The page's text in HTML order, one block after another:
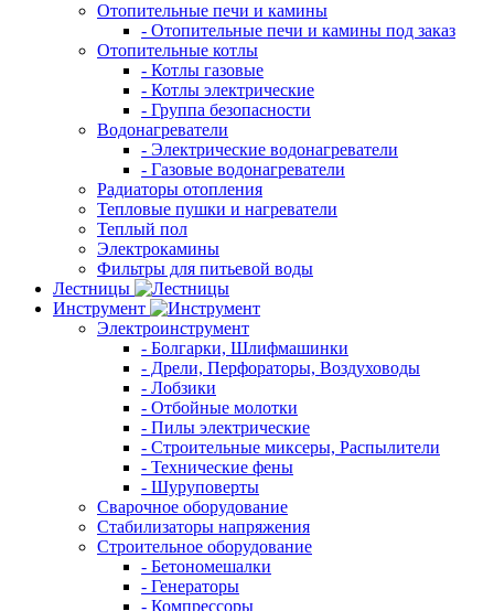
Отопительные печи и камины
- Отопительные печи и камины под заказ
Отопительные котлы
- Котлы газовые
- Котлы электрические
- Группа безопасности
Водонагреватели
- Электрические водонагреватели
- Газовые водонагреватели
Радиаторы отопления
Тепловые пушки и нагреватели
Теплый пол
Электрокамины
Фильтры для питьевой воды
Лестницы
Инструмент
Электроинструмент
- Болгарки, Шлифмашинки
- Дрели, Перфораторы, Воздуховоды
- Лобзики
- Отбойные молотки
- Пилы электрические
- Строительные миксеры, Распылители
- Технические фены
- Шуруповерты
Сварочное оборудование
Стабилизаторы напряжения
Строительное оборудование
- Бетономешалки
- Генераторы
- Компрессоры